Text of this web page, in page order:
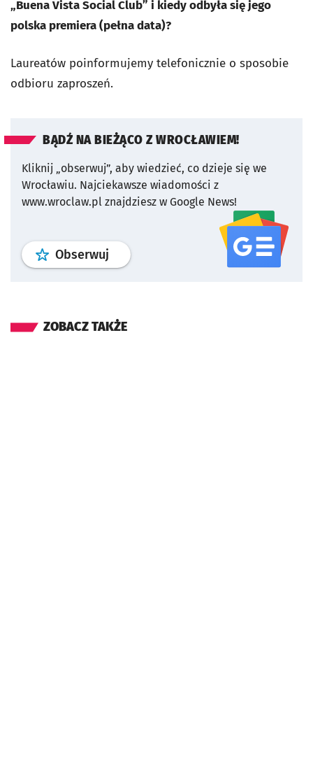
„Buena Vista Social Club” i kiedy odbyła się jego
polska premiera (pełna data)?
Laureatów poinformujemy telefonicznie o sposobie
odbioru zaproszeń.
BĄDŹ NA BIEŻĄCO Z WROCŁAWIEM!
Kliknij „obserwuj”, aby wiedzieć, co dzieje się we
Wrocławiu. Najciekawsze wiadomości z
www.wroclaw.pl znajdziesz w Google News!
Obserwuj profil serwisu
ZOBACZ TAKŻE